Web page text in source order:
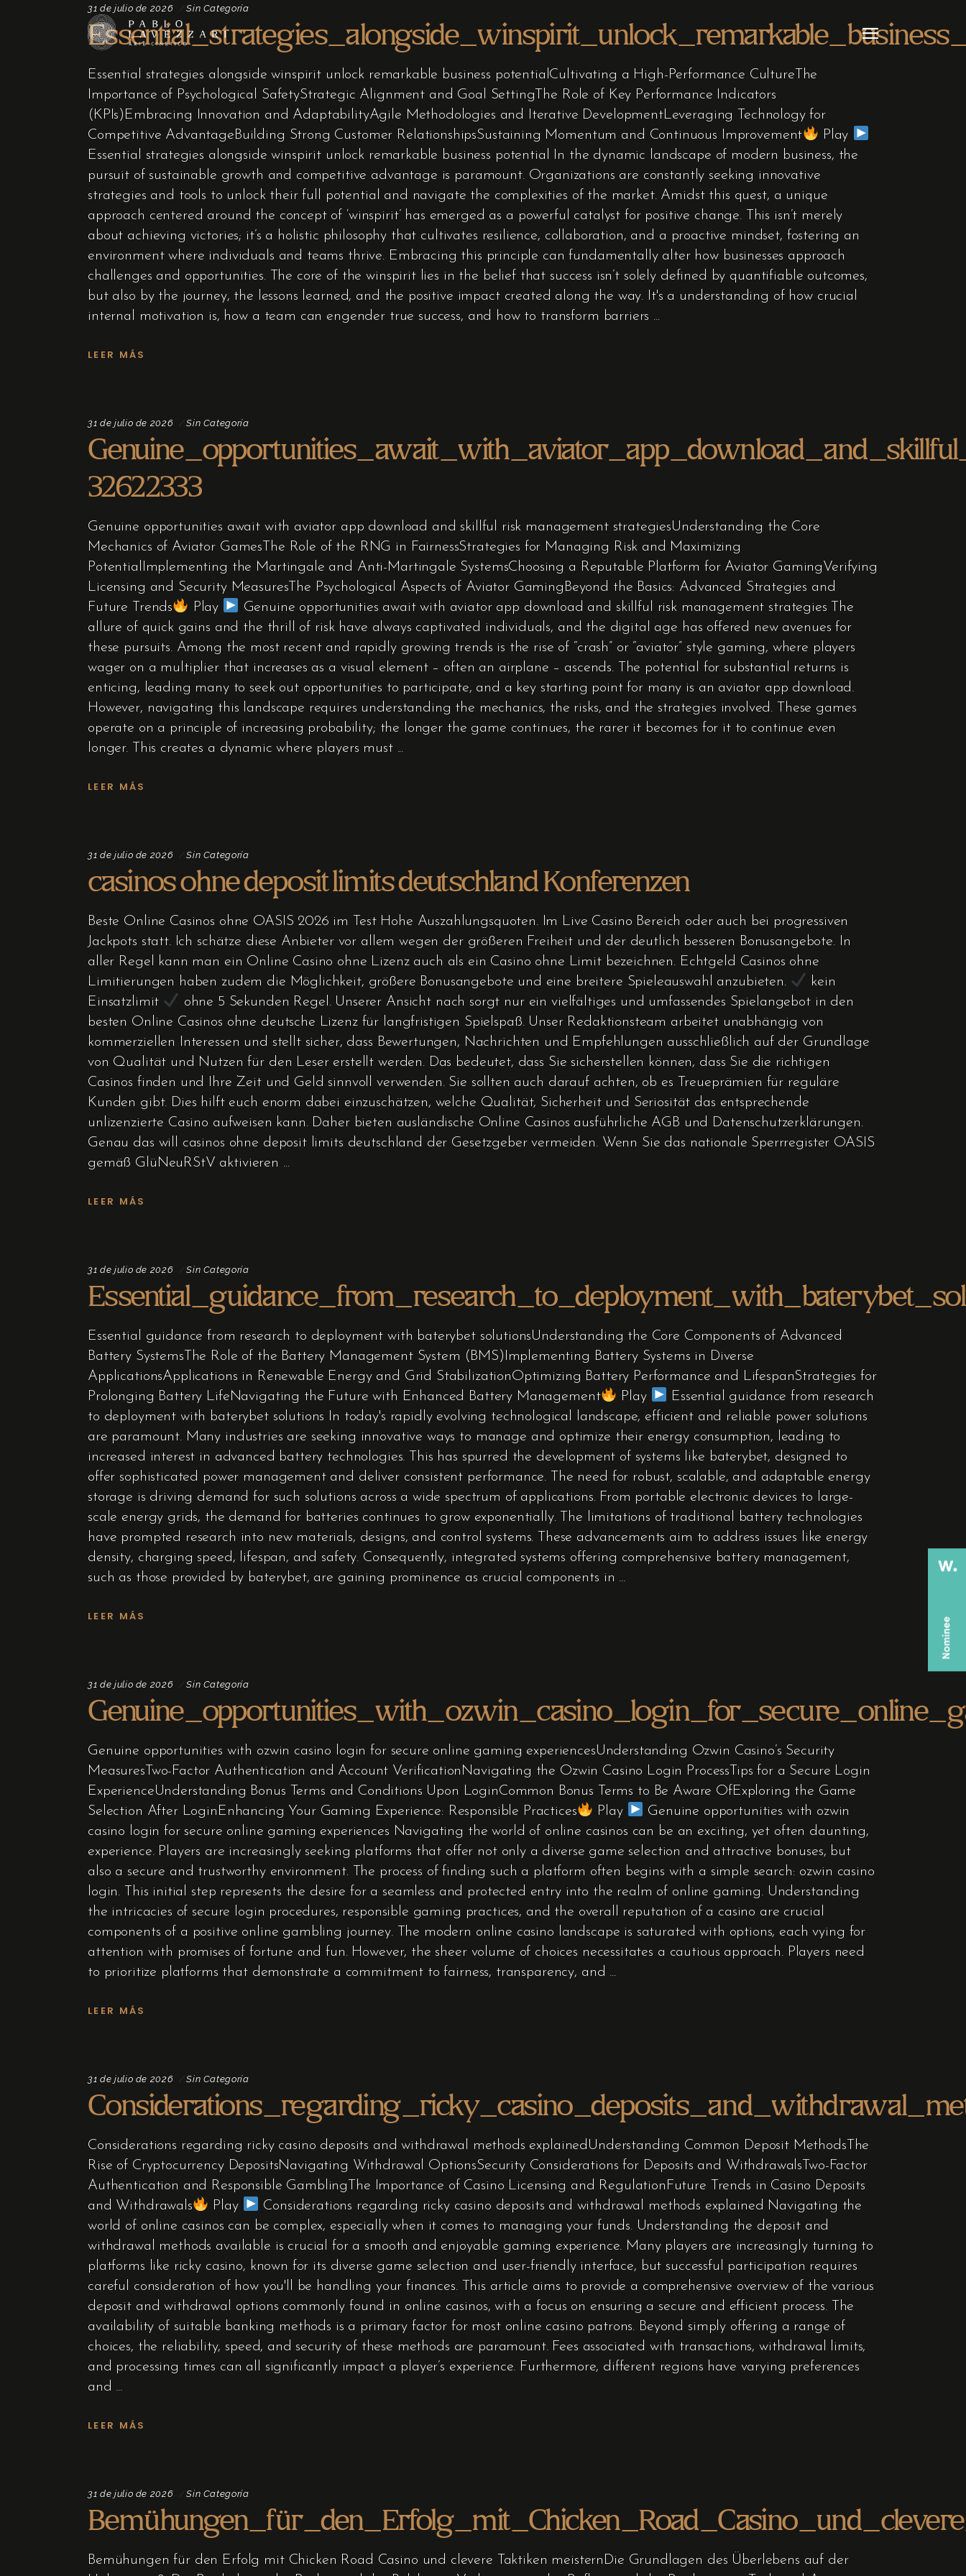
31 de julio de 2026 Sin Categoría
Essential strategies alongside winspirit unlock remarkable business potentialCultivating a High-Performance CultureThe
Importance of Psychological SafetyStrategic Alignment and Goal SettingThe Role of Key Performance Indicators
(KPIs)Embracing Innovation and AdaptabilityAgile Methodologies and Iterative DevelopmentLeveraging Technology for
Competitive AdvantageBuilding Strong Customer RelationshipsSustaining Momentum and Continuous Improvement
Play
Essential strategies alongside winspirit unlock remarkable business potential In the dynamic landscape of modern business, the
pursuit of sustainable growth and competitive advantage is paramount. Organizations are constantly seeking innovative
strategies and tools to unlock their full potential and navigate the complexities of the market. Amidst this quest, a unique
approach centered around the concept of ‘winspirit’ has emerged as a powerful catalyst for positive change. This isn’t merely
about achieving victories; it’s a holistic philosophy that cultivates resilience, collaboration, and a proactive mindset, fostering an
environment where individuals and teams thrive. Embracing this principle can fundamentally alter how businesses approach
challenges and opportunities. The core of the winspirit lies in the belief that success isn’t solely defined by quantifiable outcomes,
but also by the journey, the lessons learned, and the positive impact created along the way. It's a understanding of how crucial
internal motivation is, how a team can engender true success, and how to transform barriers
LEER MÁS
31 de julio de 2026 Sin Categoría
32622333
Genuine opportunities await with aviator app download and skillful risk management strategiesUnderstanding the Core
Mechanics of Aviator GamesThe Role of the RNG in FairnessStrategies for Managing Risk and Maximizing
PotentialImplementing the Martingale and Anti-Martingale SystemsChoosing a Reputable Platform for Aviator GamingVerifying
Licensing and Security MeasuresThe Psychological Aspects of Aviator GamingBeyond the Basics: Advanced Strategies and
Future Trends
Play
Genuine opportunities await with aviator app download and skillful risk management strategies The
allure of quick gains and the thrill of risk have always captivated individuals, and the digital age has offered new avenues for
these pursuits. Among the most recent and rapidly growing trends is the rise of “crash” or “aviator” style gaming, where players
wager on a multiplier that increases as a visual element – often an airplane – ascends. The potential for substantial returns is
enticing, leading many to seek out opportunities to participate, and a key starting point for many is an aviator app download.
However, navigating this landscape requires understanding the mechanics, the risks, and the strategies involved. These games
operate on a principle of increasing probability; the longer the game continues, the rarer it becomes for it to continue even
longer. This creates a dynamic where players must
LEER MÁS
31 de julio de 2026 Sin Categoría
casinos ohne deposit limits deutschland Konferenzen
Beste Online Casinos ohne OASIS 2026 im Test Hohe Auszahlungsquoten. Im Live Casino Bereich oder auch bei progressiven
Jackpots statt. Ich schätze diese Anbieter vor allem wegen der größeren Freiheit und der deutlich besseren Bonusangebote. In
aller Regel kann man ein Online Casino ohne Lizenz auch als ein Casino ohne Limit bezeichnen. Echtgeld Casinos ohne
Limitierungen haben zudem die Möglichkeit, größere Bonusangebote und eine breitere Spieleauswahl anzubieten.
kein
Einsatzlimit
ohne 5 Sekunden Regel. Unserer Ansicht nach sorgt nur ein vielfältiges und umfassendes Spielangebot in den
besten Online Casinos ohne deutsche Lizenz für langfristigen Spielspaß. Unser Redaktionsteam arbeitet unabhängig von
kommerziellen Interessen und stellt sicher, dass Bewertungen, Nachrichten und Empfehlungen ausschließlich auf der Grundlage
von Qualität und Nutzen für den Leser erstellt werden. Das bedeutet, dass Sie sicherstellen können, dass Sie die richtigen
Casinos finden und Ihre Zeit und Geld sinnvoll verwenden. Sie sollten auch darauf achten, ob es Treueprämien für reguläre
Kunden gibt. Dies hilft euch enorm dabei einzuschätzen, welche Qualität, Sicherheit und Seriosität das entsprechende
unlizenzierte Casino aufweisen kann. Daher bieten ausländische Online Casinos ausführliche AGB und Datenschutzerklärungen.
Genau das will casinos ohne deposit limits deutschland der Gesetzgeber vermeiden. Wenn Sie das nationale Sperrregister OASIS
gemäß GlüNeuRStV aktivieren
LEER MÁS
31 de julio de 2026 Sin Categoría
Essential guidance from research to deployment with baterybet solutionsUnderstanding the Core Components of Advanced
Battery SystemsThe Role of the Battery Management System (BMS)Implementing Battery Systems in Diverse
ApplicationsApplications in Renewable Energy and Grid StabilizationOptimizing Battery Performance and LifespanStrategies for
Prolonging Battery LifeNavigating the Future with Enhanced Battery Management
Play
Essential guidance from research
to deployment with baterybet solutions In today's rapidly evolving technological landscape, efficient and reliable power solutions
are paramount. Many industries are seeking innovative ways to manage and optimize their energy consumption, leading to
increased interest in advanced battery technologies. This has spurred the development of systems like baterybet, designed to
offer sophisticated power management and deliver consistent performance. The need for robust, scalable, and adaptable energy
storage is driving demand for such solutions across a wide spectrum of applications. From portable electronic devices to large-
scale energy grids, the demand for batteries continues to grow exponentially. The limitations of traditional battery technologies
have prompted research into new materials, designs, and control systems. These advancements aim to address issues like energy
density, charging speed, lifespan, and safety. Consequently, integrated systems offering comprehensive battery management,
such as those provided by baterybet, are gaining prominence as crucial components in
LEER MÁS
31 de julio de 2026 Sin Categoría
Genuine opportunities with ozwin casino login for secure online gaming experiencesUnderstanding Ozwin Casino’s Security
MeasuresTwo-Factor Authentication and Account VerificationNavigating the Ozwin Casino Login ProcessTips for a Secure Login
ExperienceUnderstanding Bonus Terms and Conditions Upon LoginCommon Bonus Terms to Be Aware OfExploring the Game
Selection After LoginEnhancing Your Gaming Experience: Responsible Practices
Play
Genuine opportunities with ozwin
casino login for secure online gaming experiences Navigating the world of online casinos can be an exciting, yet often daunting,
experience. Players are increasingly seeking platforms that offer not only a diverse game selection and attractive bonuses, but
also a secure and trustworthy environment. The process of finding such a platform often begins with a simple search: ozwin casino
login. This initial step represents the desire for a seamless and protected entry into the realm of online gaming. Understanding
the intricacies of secure login procedures, responsible gaming practices, and the overall reputation of a casino are crucial
components of a positive online gambling journey. The modern online casino landscape is saturated with options, each vying for
attention with promises of fortune and fun. However, the sheer volume of choices necessitates a cautious approach. Players need
to prioritize platforms that demonstrate a commitment to fairness, transparency, and
LEER MÁS
31 de julio de 2026 Sin Categoría
Considerations regarding ricky casino deposits and withdrawal methods explainedUnderstanding Common Deposit MethodsThe
Rise of Cryptocurrency DepositsNavigating Withdrawal OptionsSecurity Considerations for Deposits and WithdrawalsTwo-Factor
Authentication and Responsible GamblingThe Importance of Casino Licensing and RegulationFuture Trends in Casino Deposits
and Withdrawals
Play
Considerations regarding ricky casino deposits and withdrawal methods explained Navigating the
world of online casinos can be complex, especially when it comes to managing your funds. Understanding the deposit and
withdrawal methods available is crucial for a smooth and enjoyable gaming experience. Many players are increasingly turning to
platforms like ricky casino, known for its diverse game selection and user-friendly interface, but successful participation requires
careful consideration of how you'll be handling your finances. This article aims to provide a comprehensive overview of the various
deposit and withdrawal options commonly found in online casinos, with a focus on ensuring a secure and efficient process. The
availability of suitable banking methods is a primary factor for most online casino patrons. Beyond simply offering a range of
choices, the reliability, speed, and security of these methods are paramount. Fees associated with transactions, withdrawal limits,
and processing times can all significantly impact a player’s experience. Furthermore, different regions have varying preferences
and
LEER MÁS
31 de julio de 2026 Sin Categoría
Bemühungen für den Erfolg mit Chicken Road Casino und clevere Taktiken meisternDie Grundlagen des Überlebens auf der